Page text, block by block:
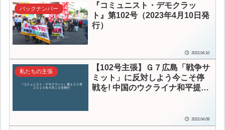
バックナンバー
『コミュニスト・デモクラッ
ト』第102号（2023年4月10日発
行）
2023.04.10
私たちの主張
【102号主張】Ｇ７広島「戦争サ
ミット」に反対しよう今こそ停
戦を! 中国のウクライナ和平提案
2023.04.09